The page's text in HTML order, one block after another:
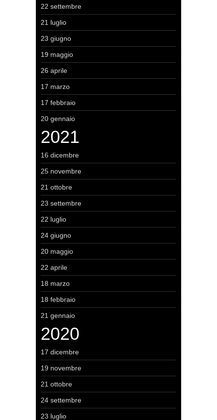
22 settembre
21 luglio
23 giugno
19 maggio
26 aprile
17 marzo
17 febbraio
20 gennaio
2021
16 dicembre
25 novembre
21 ottobre
23 settembre
22 luglio
24 giugno
20 maggio
22 aprile
18 marzo
18 febbraio
21 gennaio
2020
17 dicembre
19 novembre
21 ottobre
24 settembre
23 luglio